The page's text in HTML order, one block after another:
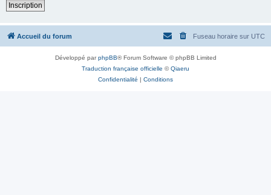
Inscription
Accueil du forum Fuseau horaire sur UTC
Développé parphpBB® Forum Software © phpBB Limited
Traduction française officielle ©Qiaeru
Confidentialité | Conditions